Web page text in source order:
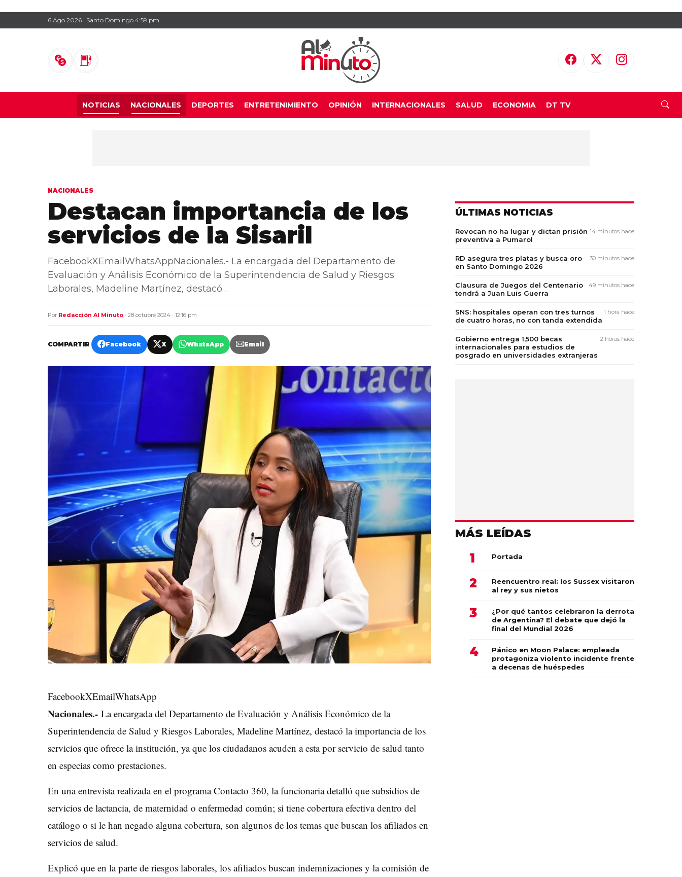
6 Ago 2026 · Santo Domingo 4:59 pm
NOTICIAS NACIONALES DEPORTES ENTRETENIMIENTO OPINIÓN INTERNACIONALES SALUD ECONOMIA DT TV
NACIONALES
Destacan importancia de los
servicios de la Sisaril
FacebookXEmailWhatsAppNacionales.- La encargada del Departamento de
Evaluación y Análisis Económico de la Superintendencia de Salud y Riesgos
Laborales, Madeline Martínez, destacó…
Por Redacción Al Minuto · 28 octubre 2024 · 12:16 pm
COMPARTIR Facebook X WhatsApp Email
FacebookXEmailWhatsApp
Nacionales.- La encargada del Departamento de Evaluación y Análisis Económico de la
Superintendencia de Salud y Riesgos Laborales, Madeline Martínez, destacó la importancia de los
servicios que ofrece la institución, ya que los ciudadanos acuden a esta por servicio de salud tanto
en especias como prestaciones.
En una entrevista realizada en el programa Contacto 360, la funcionaria detalló que subsidios de
servicios de lactancia, de maternidad o enfermedad común; si tiene cobertura efectiva dentro del
catálogo o si le han negado alguna cobertura, son algunos de los temas que buscan los afiliados en
servicios de salud.
Explicó que en la parte de riesgos laborales, los afiliados buscan indemnizaciones y la comisión de
ÚLTIMAS NOTICIAS
Revocan no ha lugar y dictan prisión
preventiva a Pumarol
14 minutos hace
RD asegura tres platas y busca oro
en Santo Domingo 2026
30 minutos hace
Clausura de Juegos del Centenario
tendrá a Juan Luis Guerra
49 minutos hace
SNS: hospitales operan con tres turnos
de cuatro horas, no con tanda extendida
1 hora hace
Gobierno entrega 1,500 becas
internacionales para estudios de
posgrado en universidades extranjeras
2 horas hace
MÁS LEÍDAS
Portada
Reencuentro real: los Sussex visitaron
al rey y sus nietos
¿Por qué tantos celebraron la derrota
de Argentina? El debate que dejó la
final del Mundial 2026
Pánico en Moon Palace: empleada
protagoniza violento incidente frente
a decenas de huéspedes